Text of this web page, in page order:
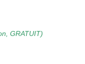
GRATUIT)